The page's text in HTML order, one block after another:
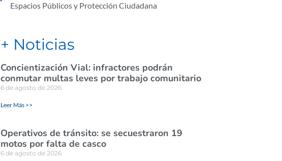
Espacios Públicos y Protección Ciudadana
+ Noticias
Concientización Vial: infractores podrán
conmutar multas leves por trabajo comunitario
6 de agosto de 2026
Leer Más >>
Operativos de tránsito: se secuestraron 19
motos por falta de casco
6 de agosto de 2026